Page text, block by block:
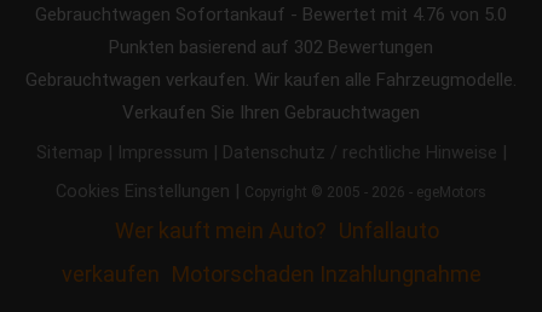
Gebrauchtwagen Sofortankauf - Bewertet mit 4.76 von 5.0
Punkten basierend auf 302 Bewertungen
Gebrauchtwagen verkaufen. Wir kaufen alle Fahrzeugmodelle.
Verkaufen Sie Ihren Gebrauchtwagen
Sitemap | Impressum | Datenschutz / rechtliche Hinweise |
Cookies Einstellungen | Copyright © 2005 - 2026 - egeMotors
Wer kauft mein Auto? Unfallauto
verkaufen
Motorschaden Inzahlungnahme